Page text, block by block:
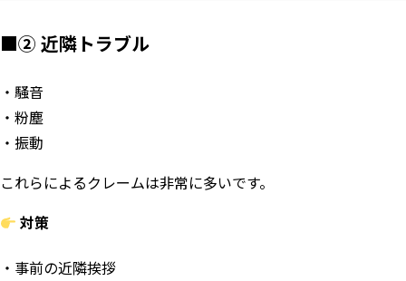
■② 近隣トラブル
騒音
粉塵
振動
これらによるクレームは非常に多いです。
対策
事前の近隣挨拶